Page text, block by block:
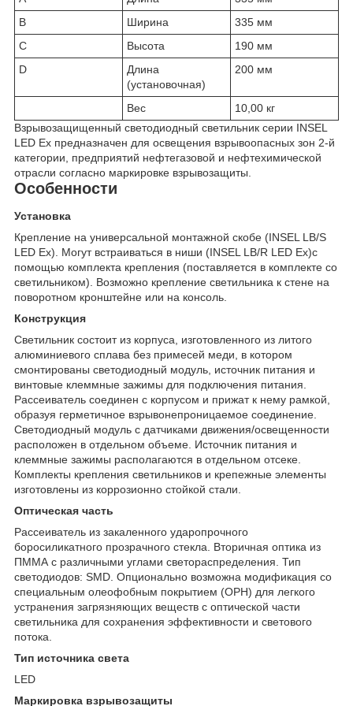
B
Ширина
335 мм
C
Высота
190 мм
D
Длина
(установочная)
200 мм
Вес
10,00 кг
Взрывозащищенный светодиодный светильник серии INSEL
LED Ex предназначен для освещения взрывоопасных зон 2-й
категории, предприятий нефтегазовой и нефтехимической
отрасли согласно маркировке взрывозащиты.
Особенности
Установка
Крепление на универсальной монтажной скобе (INSEL LB/S
LED Ex). Могут встраиваться в ниши (INSEL LB/R LED Ex)с
помощью комплекта крепления (поставляется в комплекте со
светильником). Возможно крепление светильника к стене на
поворотном кронштейне или на консоль.
Конструкция
Светильник состоит из корпуса, изготовленного из литого
алюминиевого сплава без примесей меди, в котором
смонтированы светодиодный модуль, источник питания и
винтовые клеммные зажимы для подключения питания.
Рассеиватель соединен с корпусом и прижат к нему рамкой,
образуя герметичное взрывонепроницаемое соединение.
Светодиодный модуль с датчиками движения/освещенности
расположен в отдельном объеме. Источник питания и
клеммные зажимы располагаются в отдельном отсеке.
Комплекты крепления светильников и крепежные элементы
изготовлены из коррозионно стойкой стали.
Оптическая часть
Рассеиватель из закаленного ударопрочного
боросиликатного прозрачного стекла. Вторичная оптика из
ПММА с различными углами светораспределения. Тип
светодиодов: SMD. Опционально возможна модификация со
специальным олеофобным покрытием (OPH) для легкого
устранения загрязняющих веществ с оптической части
светильника для сохранения эффективности и светового
потока.
Тип источника света
LED
Маркировка взрывозащиты